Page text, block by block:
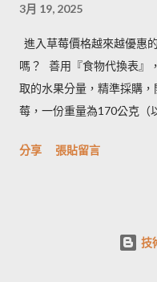
3月 19, 2025
進入草莓價格越來越優惠
嗎？ ​ 善用『食物代換表』
取的水果分量，精準採購
莓，一份重量為170公克（
損傷、撞傷等狀況） ​ •
家三口：３天內即可享用
分享 張貼留言
技